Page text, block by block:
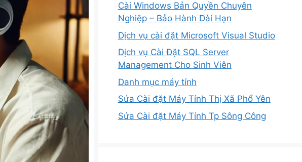
Cài Windows Bản Quyền Chuyên
Nghiệp – Bảo Hành Dài Hạn
Dịch vụ cài đặt Microsoft Visual Studio
Dịch vụ Cài Đặt SQL Server
Management Cho Sinh Viên
Danh mục máy tính
Sửa Cài đặt Máy Tính Thị Xã Phổ Yên
Sửa Cài đặt Máy Tính Tp Sông Công